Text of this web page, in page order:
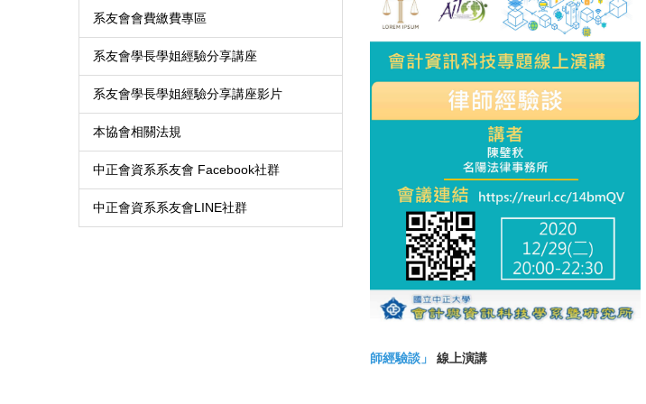
系友會會費繳費專區
系友會學長學姐經驗分享講座
系友會學長學姐經驗分享講座影片
本協會相關法規
中正會資系系友會 Facebook社群
中正會資系系友會LINE社群
師經驗談」
線上演講